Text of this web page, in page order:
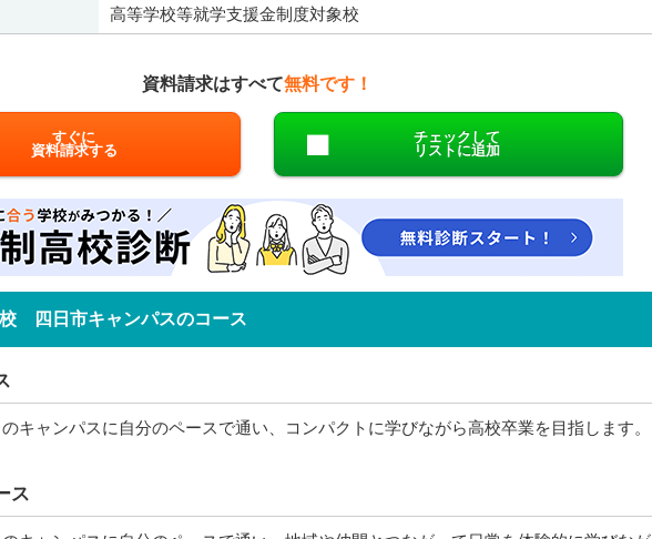
高等学校等就学支援金制度対象校
資料請求はすべて無料です！
すぐに
資料請求する
チェックして
リストに追加
四日市キャンパスのコース
キャンパスに自分のペースで通い、コンパクトに学びながら高校卒業を目指します。
ス